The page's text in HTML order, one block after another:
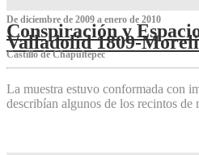
De diciembre de 2009 a enero de 2010
Conspiración y
Valladolid 1809-
Castillo de Chapultepec
La muestra estuvo conformada con
describían algunos de los recintos